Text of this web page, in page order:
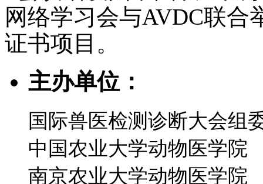
网络学习会与AVDC联合
证书项目。
主办单位：
国际兽医检测诊断大会组
中国农业大学动物医学院
南京农业大学动物医学院